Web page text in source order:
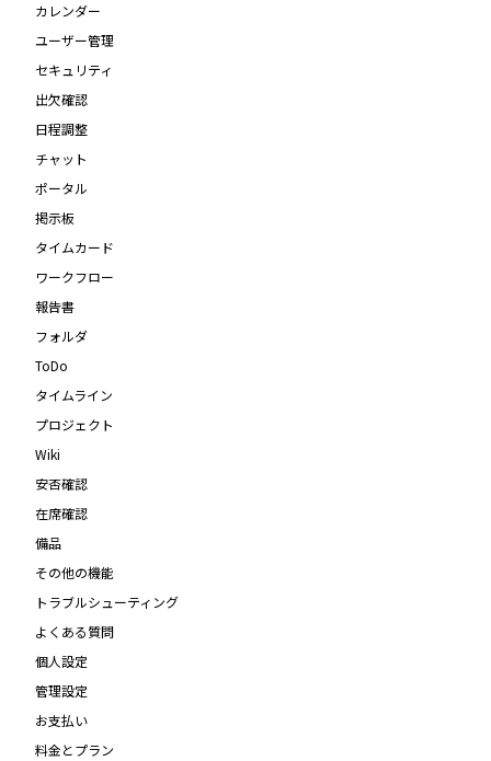
カレンダー
ユーザー管理
セキュリティ
出欠確認
日程調整
チャット
ポータル
掲示板
タイムカード
ワークフロー
報告書
フォルダ
ToDo
タイムライン
プロジェクト
Wiki
安否確認
在席確認
備品
その他の機能
トラブルシューティング
よくある質問
個人設定
管理設定
お支払い
料金とプラン